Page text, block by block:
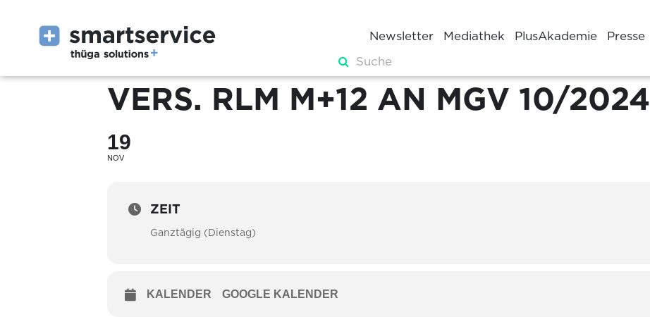
Newsletter Mediathek PlusAkademie Presse
VERS. RLM M+12 AN MGV 10/2024
19
NOV
ZEIT
Ganztägig (Dienstag)
KALENDER GOOGLE KALENDER